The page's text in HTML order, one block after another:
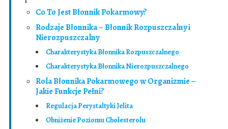
Co To Jest Błonnik Pokarmowy?
Rodzaje Błonnika – Błonnik Rozpuszczalny i
Nierozpuszczalny
Charakterystyka Błonnika Rozpuszczalnego
Charakterystyka Błonnika Nierozpuszczalnego
Rola Błonnika Pokarmowego w Organizmie –
Jakie Funkcje Pełni?
Regulacja Perystaltyki Jelita
Obniżenie Poziomu Cholesterolu